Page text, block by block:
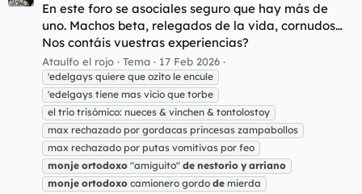
En este foro se asociales seguro que hay más de
uno. Machos beta, relegados de la vida, cornudos…
Nos contáis vuestras experiencias?
Ataulfo el rojo Tema 17 Feb 2026
'edelgays quiere que ozito le encule
'edelgays tiene mas vicio que torbe
el trío trisómico: nueces & vinchen & tontolostoy
max rechazado por gordacas princesas zampabollos
max rechazado por putas vomitivas por feo
monje ortodoxo "amiguito" de nestorio y arriano
monje ortodoxo camionero gordo de mierda